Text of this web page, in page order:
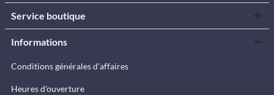
Service boutique
Informations
Conditions générales d'affaires
Heures d'ouverture